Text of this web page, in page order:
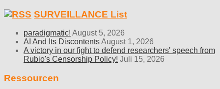
SURVEILLANCE List
paradigmatic! August 5, 2026
AI And Its DiscontentsAugust 1, 2026
A victory in our fight to defend researchers' speech from
Rubio's Censorship Policy! Juli 15, 2026
Ressourcen